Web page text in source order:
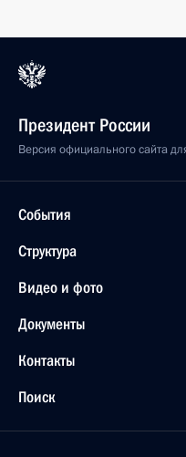
Президент России
Версия официального сайта
События
Структура
Видео и фото
Документы
Контакты
Поиск